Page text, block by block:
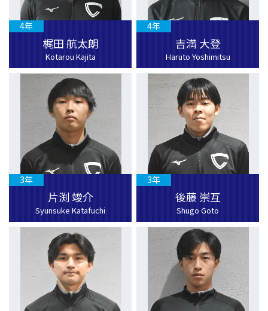
梶田 航太朗
Kotarou Kajita
4年
吉満 大登
Haruto Yoshimitsu
4年
片渕 竣介
Syunsuke Katafuchi
3年
後藤 崇互
Shugo Goto
3年